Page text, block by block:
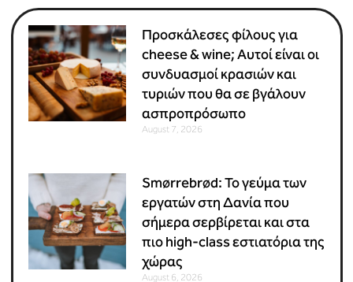
Προσκάλεσες φίλους για
cheese & wine; Αυτοί είναι οι
συνδυασμοί κρασιών και
τυριών που θα σε βγάλουν
ασπροπρόσωπο
August 7, 2026
Smørrebrød: Το γεύμα των
εργατών στη Δανία που
σήμερα σερβίρεται και στα
πιο high-class εστιατόρια της
χώρας
August 6, 2026